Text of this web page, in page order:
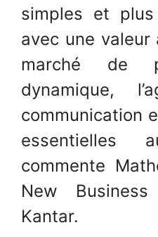
simples et
avec une valeur
marché de
dynamique,
communication
essentielles
commente
New
Kantar.